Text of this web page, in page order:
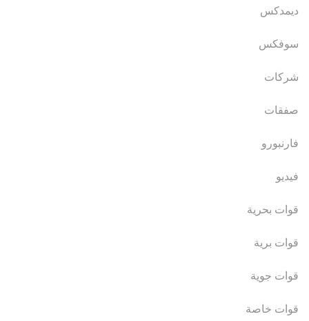
ديمدكس
سوفكس
شركات
صفقات
فارنبورو
فيديو
قوات بحرية
قوات برية
قوات جوية
قوات خاصة